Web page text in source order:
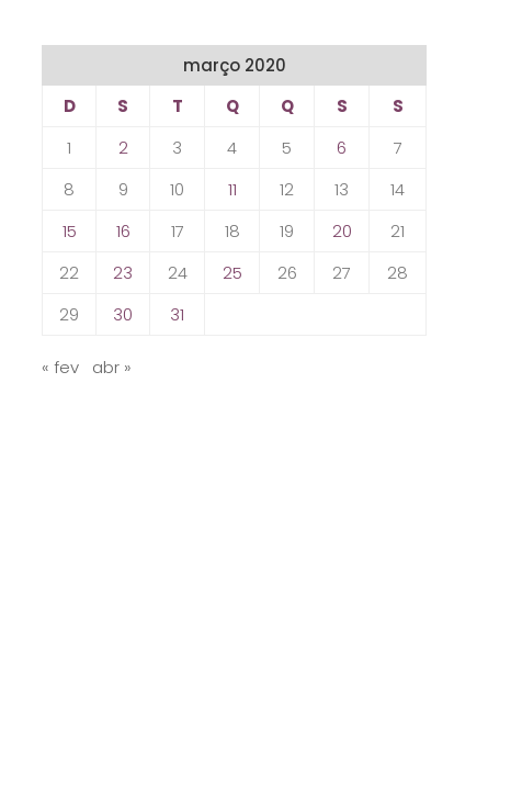
março 2020
D
S T Q Q S
S
1
2 3 4 5 6
7
8
9 10 11 12 13
14
15
16 17 18 19 20
21
22
23 24 25 26 27
28
29
30 31
« fev abr »